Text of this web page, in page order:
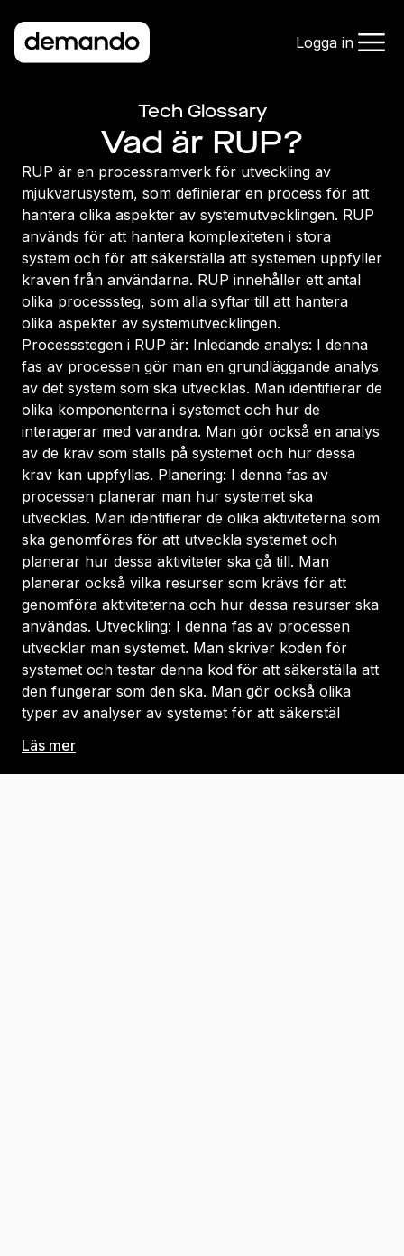
Logga in
Tech Glossary
Vad är RUP?
RUP är en processramverk för utveckling av
mjukvarusystem, som definierar en process för att
hantera olika aspekter av systemutvecklingen. RUP
används för att hantera komplexiteten i stora
system och för att säkerställa att systemen uppfyller
kraven från användarna. RUP innehåller ett antal
olika processsteg, som alla syftar till att hantera
olika aspekter av systemutvecklingen.
Processstegen i RUP är: Inledande analys: I denna
fas av processen gör man en grundläggande analys
av det system som ska utvecklas. Man identifierar de
olika komponenterna i systemet och hur de
interagerar med varandra. Man gör också en analys
av de krav som ställs på systemet och hur dessa
krav kan uppfyllas. Planering: I denna fas av
processen planerar man hur systemet ska
utvecklas. Man identifierar de olika aktiviteterna som
ska genomföras för att utveckla systemet och
planerar hur dessa aktiviteter ska gå till. Man
planerar också vilka resurser som krävs för att
genomföra aktiviteterna och hur dessa resurser ska
användas. Utveckling: I denna fas av processen
utvecklar man systemet. Man skriver koden för
systemet och testar denna kod för att säkerställa att
den fungerar som den ska. Man gör också olika
typer av analyser av systemet för att säkerstäl
Läs mer